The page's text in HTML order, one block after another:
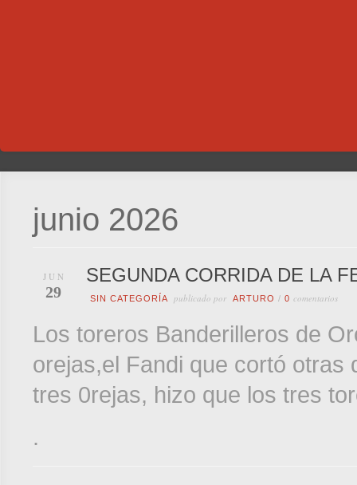
junio 2026
JUN
29
SEGUNDA CORRIDA DE LA
SIN CATEGORÍA publicado por ARTURO / 0 comentarios
Los toreros Banderilleros de
orejas,el Fandi que cortó
tres 0rejas, hizo que los tres
.